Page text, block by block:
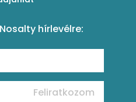
hírlevélre:
Feliratkozom